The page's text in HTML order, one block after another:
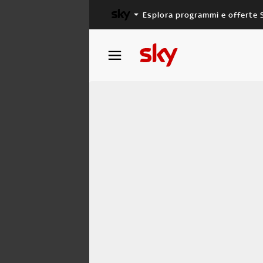
Esplora programmi e offerte